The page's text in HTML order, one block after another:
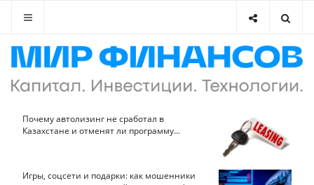
Почему автолизинг не сработал в
Казахстане и отменят ли программу...
Игры, соцсети и подарки: как мошенники